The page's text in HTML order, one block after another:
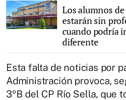
Los alumnos de
estarán sin
cuando podría
diferente
Esta falta de noticias por
Administración provoca,
3ºB del CP Río Sella, que